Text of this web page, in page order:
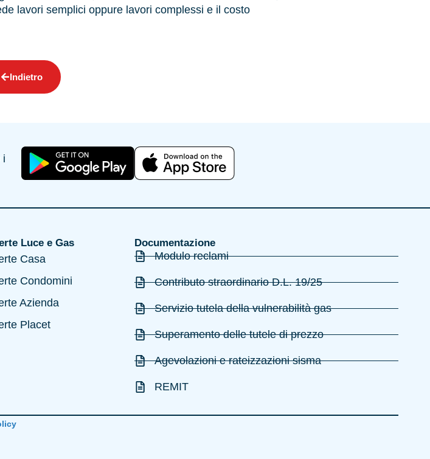
lavori semplici oppure lavori complessi e il costo
Indietro
i
Luce e Gas
Casa
Condomini
Azienda
Placet
Documentazione
Modulo reclami
Contributo straordinario D.L. 19/25
Servizio tutela della vulnerabilità gas
Superamento delle tutele di prezzo
Agevolazioni e rateizzazioni sisma
REMIT